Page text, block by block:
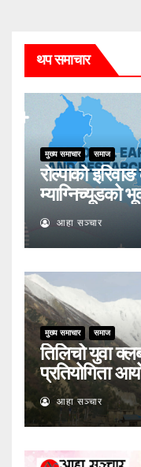
थप समाचार
मुख्य समाचार समाज
रोल्पाको
म्याग्निच्यूडको
आहा सञ्चार
मुख्य समाचार समाज
तिलिचो युवा
प्रतियोगिता
आहा सञ्चार